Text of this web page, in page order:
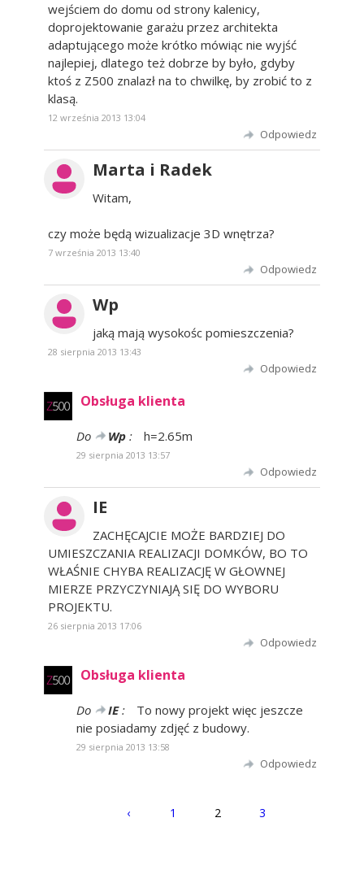
wejściem do domu od strony kalenicy,
doprojektowanie garażu przez architekta
adaptującego może krótko mówiąc nie wyjść
najlepiej, dlatego też dobrze by było, gdyby
ktoś z Z500 znalazł na to chwilkę, by zrobić to z
klasą.
12 września 2013 13:04
Odpowiedz
Marta i Radek
Witam,
czy może będą wizualizacje 3D wnętrza?
7 września 2013 13:40
Odpowiedz
Wp
jaką mają wysokośc pomieszczenia?
28 sierpnia 2013 13:43
Odpowiedz
Obsługa klienta
Do Wp : h=2.65m
29 sierpnia 2013 13:57
Odpowiedz
IE
ZACHĘCAJCIE MOŻE BARDZIEJ DO
UMIESZCZANIA REALIZACJI DOMKÓW, BO TO
WŁAŚNIE CHYBA REALIZACJĘ W GŁOWNEJ
MIERZE PRZYCZYNIAJĄ SIĘ DO WYBORU
PROJEKTU.
26 sierpnia 2013 17:06
Odpowiedz
Obsługa klienta
Do IE:
To nowy projekt więc jeszcze
nie posiadamy zdjęć z budowy.
29 sierpnia 2013 13:58
Odpowiedz
‹ 1 2 3